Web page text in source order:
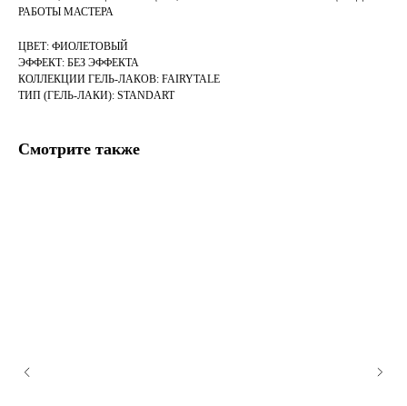
РАБОТЫ МАСТЕРА
ЦВЕТ: ФИОЛЕТОВЫЙ
ЭФФЕКТ: БЕЗ ЭФФЕКТА
КОЛЛЕКЦИИ ГЕЛЬ-ЛАКОВ: FAIRYTALE
ТИП (ГЕЛЬ-ЛАКИ): STANDART
Смотрите также